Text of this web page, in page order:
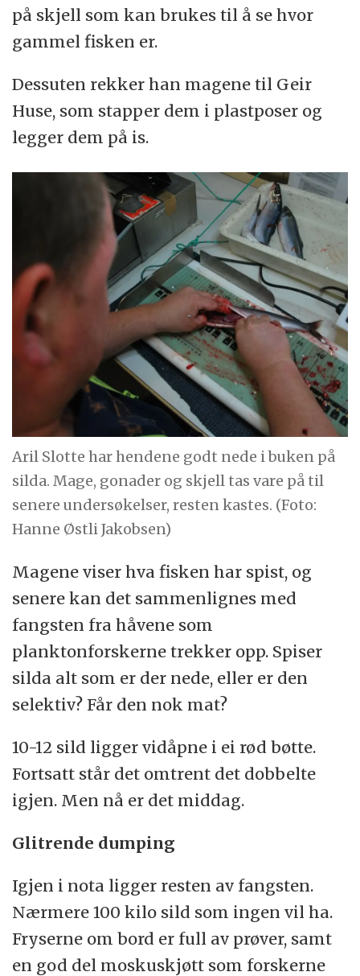
på skjell som kan brukes til å se hvor
gammel fisken er.
Dessuten rekker han magene til Geir
Huse, som stapper dem i plastposer og
legger dem på is.
Aril Slotte har hendene godt nede i buken på
silda. Mage, gonader og skjell tas vare på til
senere undersøkelser, resten kastes. (Foto:
Hanne Østli Jakobsen)
Magene viser hva fisken har spist, og
senere kan det sammenlignes med
fangsten fra håvene som
planktonforskerne trekker opp. Spiser
silda alt som er der nede, eller er den
selektiv? Får den nok mat?
10-12 sild ligger vidåpne i ei rød bøtte.
Fortsatt står det omtrent det dobbelte
igjen. Men nå er det middag.
Glitrende dumping
Igjen i nota ligger resten av fangsten.
Nærmere 100 kilo sild som ingen vil ha.
Fryserne om bord er full av prøver, samt
en god del moskuskjøtt som forskerne